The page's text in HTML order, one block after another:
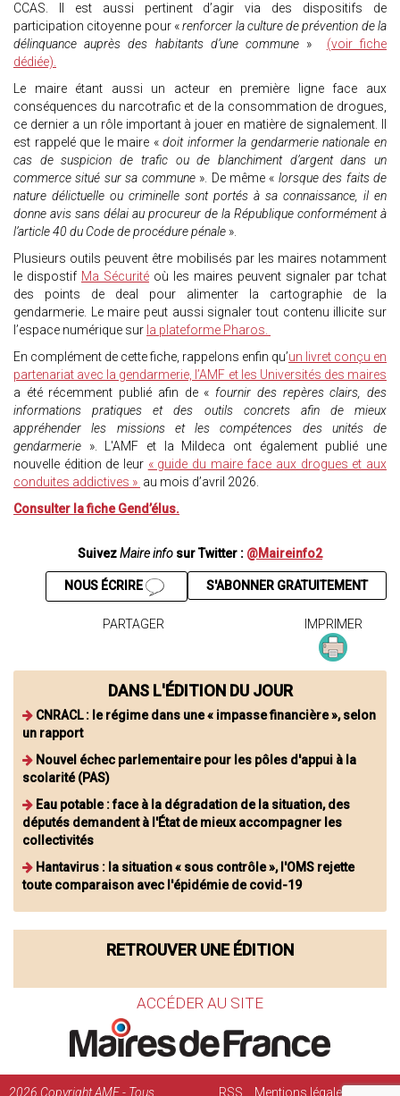
CCAS. Il est aussi pertinent d’agir via des dispositifs de
participation citoyenne pour «renforcer la culture de prévention de la
délinquance auprès des habitants d’une commune » (voir fiche
dédiée).
Le maire étant aussi un acteur en première ligne face aux
conséquences du narcotrafic et de la consommation de drogues,
ce dernier a un rôle important à jouer en matière de signalement. Il
est rappelé que le maire «doit informer la gendarmerie nationale en
cas de suspicion de trafic ou de blanchiment d’argent dans un
commerce situé sur sa commune». De même « lorsque des faits de
nature délictuelle ou criminelle sont portés à sa connaissance, il en
donne avis sans délai au procureur de la République conformément à
l’article 40 du Code de procédure pénale ».
Plusieurs outils peuvent être mobilisés par les maires notamment
le dispostif Ma Sécurité où les maires peuvent signaler par tchat
des points de deal pour alimenter la cartographie de la
gendarmerie. Le maire peut aussi signaler tout contenu illicite sur
l’espace numérique sur la plateforme Pharos.
En complément de cette fiche, rappelons enfin qu’un livret conçu en
partenariat avec la gendarmerie, l’AMF et les Universités des maires
a été récemment publié afin de « fournir des repères clairs, des
informations pratiques et des outils concrets afin de mieux
appréhender les missions et les compétences des unités de
gendarmerie ». L'AMF et la Mildeca ont également publié une
nouvelle édition de leur « guide du maire face aux drogues et aux
conduites addictives » au mois d’avril 2026.
Consulter la fiche Gend’élus.
SuivezMaire info sur Twitter : @Maireinfo2
S'ABONNER GRATUITEMENT
NOUS ÉCRIRE
PARTAGER IMPRIMER
DANS L'ÉDITION DU JOUR
CNRACL : le régime dans une « impasse financière », selon
un rapport
Nouvel échec parlementaire pour les pôles d'appui à la
scolarité (PAS)
Eau potable : face à la dégradation de la situation, des
députés demandent à l'État de mieux accompagner les
collectivités
Hantavirus : la situation « sous contrôle », l'OMS rejette
toute comparaison avec l'épidémie de covid-19
RETROUVER UNE ÉDITION
ACCÉDER AU SITE
2026 Copyright AMF - Tous RSS Mentions légales